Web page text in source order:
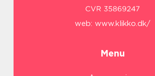
web: www.klikko.dk/
Menu